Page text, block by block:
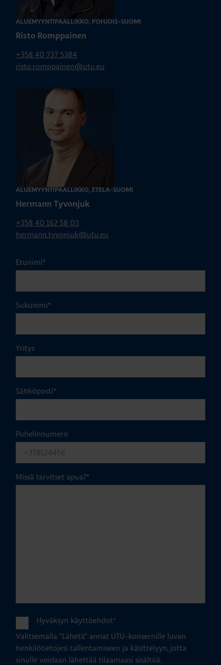
ALUEMYYNTIPÄÄLLIKKÖ, POHJOIS-SUOMI
Risto Romppainen
+358 40 737 5384
risto.romppainen@utu.eu
ALUEMYYNTIPÄÄLLIKKÖ, ETELÄ-SUOMI
Hermann Tyvonjuk
+358 40 162 58 03
hermann.tyvonjuk@utu.eu
Etunimi*
Sukunimi*
Yritys
Sähköposti*
Puhelinnumero
Missä tarvitset apua?*
Hyväksyn käyttöehdot*
Valitsemalla "Lähetä" annat UTU-konsernille luvan
henkilötietojesi tallentamiseen ja käsittelyyn, jotta
sinulle voidaan lähettää tilaamaasi sisältöä.